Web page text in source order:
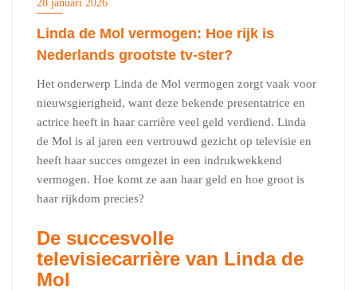
28 januari 2026
Linda de Mol vermogen: Hoe rijk is
Nederlands grootste tv-ster?
Het onderwerp Linda de Mol vermogen zorgt vaak voor
nieuwsgierigheid, want deze bekende presentatrice en
actrice heeft in haar carrière veel geld verdiend. Linda
de Mol is al jaren een vertrouwd gezicht op televisie en
heeft haar succes omgezet in een indrukwekkend
vermogen. Hoe komt ze aan haar geld en hoe groot is
haar rijkdom precies?
De succesvolle
televisiecarrière van Linda de
Mol